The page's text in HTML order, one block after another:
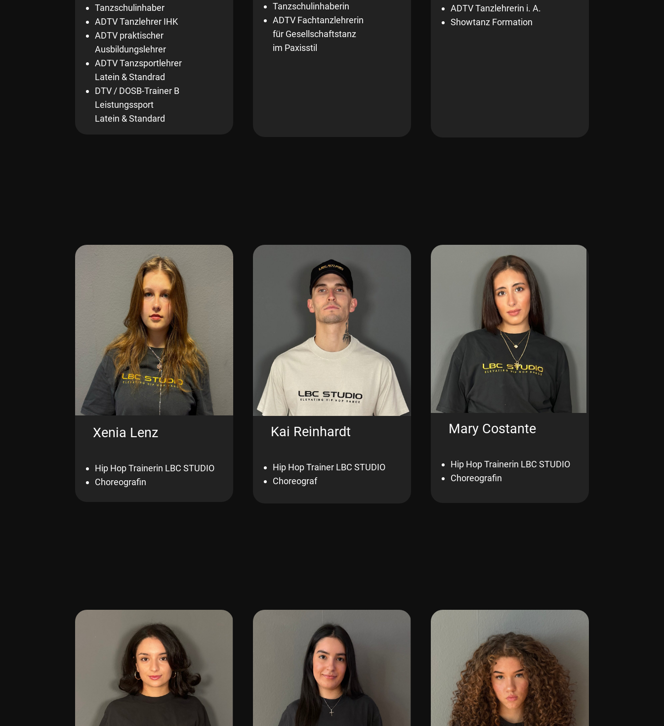
Tanzschulinhaber
ADTV Tanzlehrer IHK
ADTV praktischer
Ausbildungslehrer
ADTV Tanzsportlehrer
Latein & Standrad
DTV / DOSB-Trainer B
Leistungssport
Latein & Standard
Tanzschulinhaberin
ADTV Fachtanzlehrerin
für Gesellschaftstanz
im Paxisstil
ADTV Tanzlehrerin i. A.
Showtanz Formation
Xenia Lenz
Hip Hop Trainerin LBC STUDIO
Choreografin
Kai Reinhardt
Hip Hop Trainer LBC STUDIO
Choreograf
Mary Costante
Hip Hop Trainerin LBC STUDIO
Choreografin